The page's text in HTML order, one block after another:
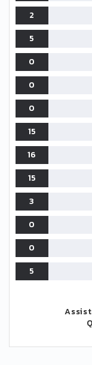
2
5
0
0
0
15
16
15
3
0
0
5